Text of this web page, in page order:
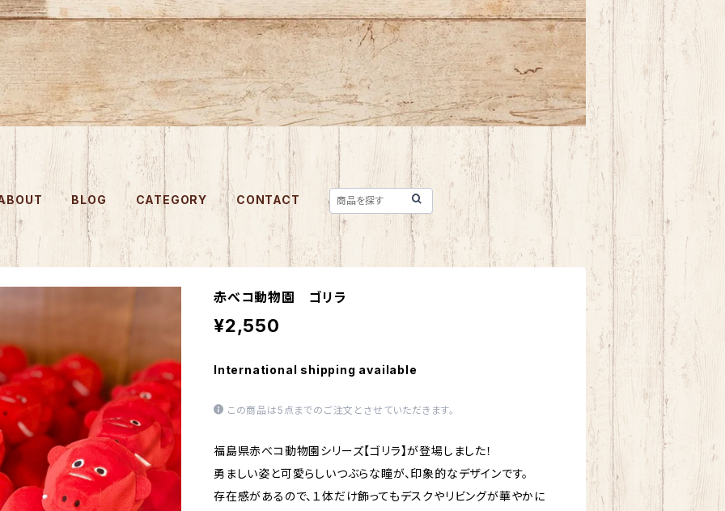
BLOG CATEGORY CONTACT
赤べコ動物園 ゴリラ
¥2,550
International shipping available
この商品は5点までのご注文とさせていただきます。
福島県赤べコ動物園シリーズ【ゴリラ】が登場しました！
勇ましい姿と可愛らしいつぶらな瞳が、印象的なデザインです。
存在感があるので、１体だけ飾ってもデスクやリビングが華やかに